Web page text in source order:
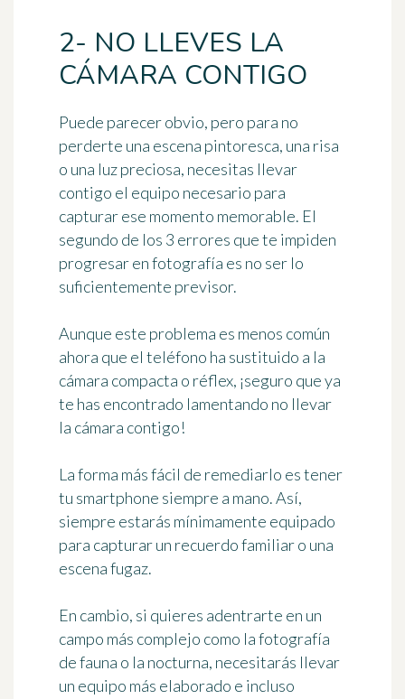
2- NO LLEVES LA
CÁMARA CONTIGO
Puede parecer obvio, pero para no
perderte una escena pintoresca, una risa
o una luz preciosa, necesitas llevar
contigo el equipo necesario para
capturar ese momento memorable. El
segundo de los 3 errores que te impiden
progresar en fotografía es no ser lo
suficientemente previsor.
Aunque este problema es menos común
ahora que el teléfono ha sustituido a la
cámara compacta o réflex, ¡seguro que ya
te has encontrado lamentando no llevar
la cámara contigo!
La forma más fácil de remediarlo es tener
tu smartphone siempre a mano. Así,
siempre estarás mínimamente equipado
para capturar un recuerdo familiar o una
escena fugaz.
En cambio, si quieres adentrarte en un
campo más complejo como la fotografía
de fauna o la nocturna, necesitarás llevar
un equipo más elaborado e incluso